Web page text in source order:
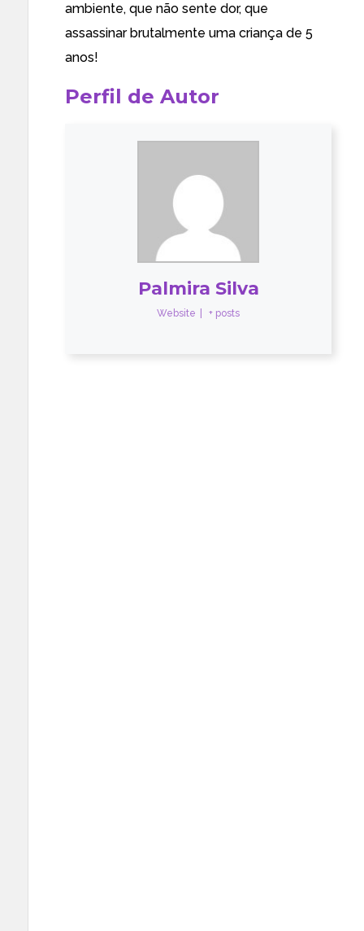
ambiente, que não sente dor, que
assassinar brutalmente uma criança de 5
anos!
Perfil de Autor
Palmira Silva
Website + posts